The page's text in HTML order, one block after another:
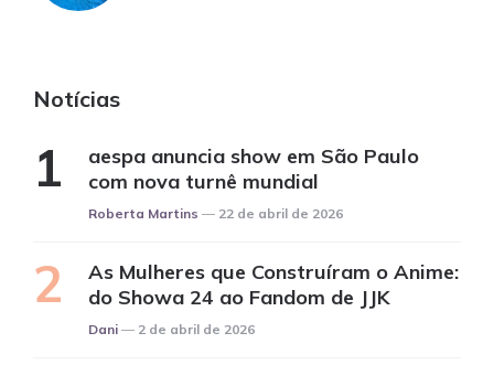
Notícias
aespa anuncia show em São Paulo
com nova turnê mundial
Posted
Roberta Martins 22 de abril de 2026
As Mulheres que Construíram o Anime:
do Showa 24 ao Fandom de JJK
Posted
Dani 2 de abril de 2026